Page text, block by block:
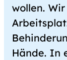
wollen.
Hände. In